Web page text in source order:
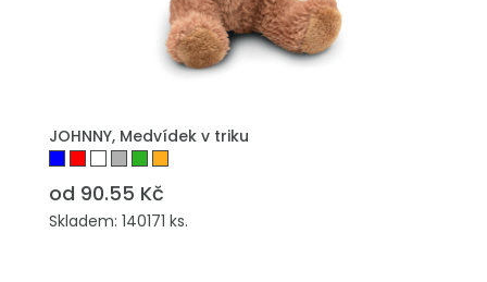
JOHNNY, Medvídek v triku
od 90.55 Kč
Skladem: 140171 ks.